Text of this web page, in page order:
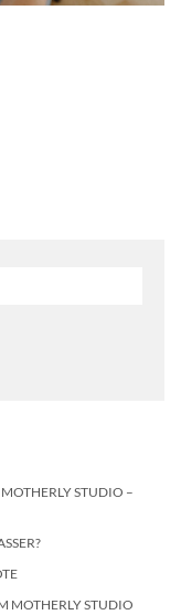
STUDIO –
MOTHERLY STUDIO